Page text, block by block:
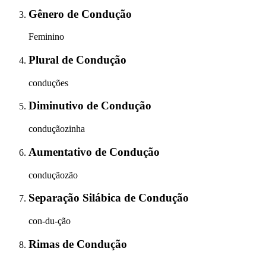
Gênero de Condução
Feminino
Plural de Condução
conduções
Diminutivo de Condução
conduçãozinha
Aumentativo de Condução
conduçãozão
Separação Silábica de Condução
con-du-ção
Rimas de Condução